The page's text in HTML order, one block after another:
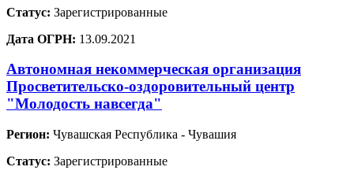
Статус: Зарегистрированные
Дата ОГРН: 13.09.2021
Автономная некоммерческая организация
Просветительско-оздоровительный центр
"Молодость навсегда"
Регион: Чувашская Республика - Чувашия
Статус: Зарегистрированные